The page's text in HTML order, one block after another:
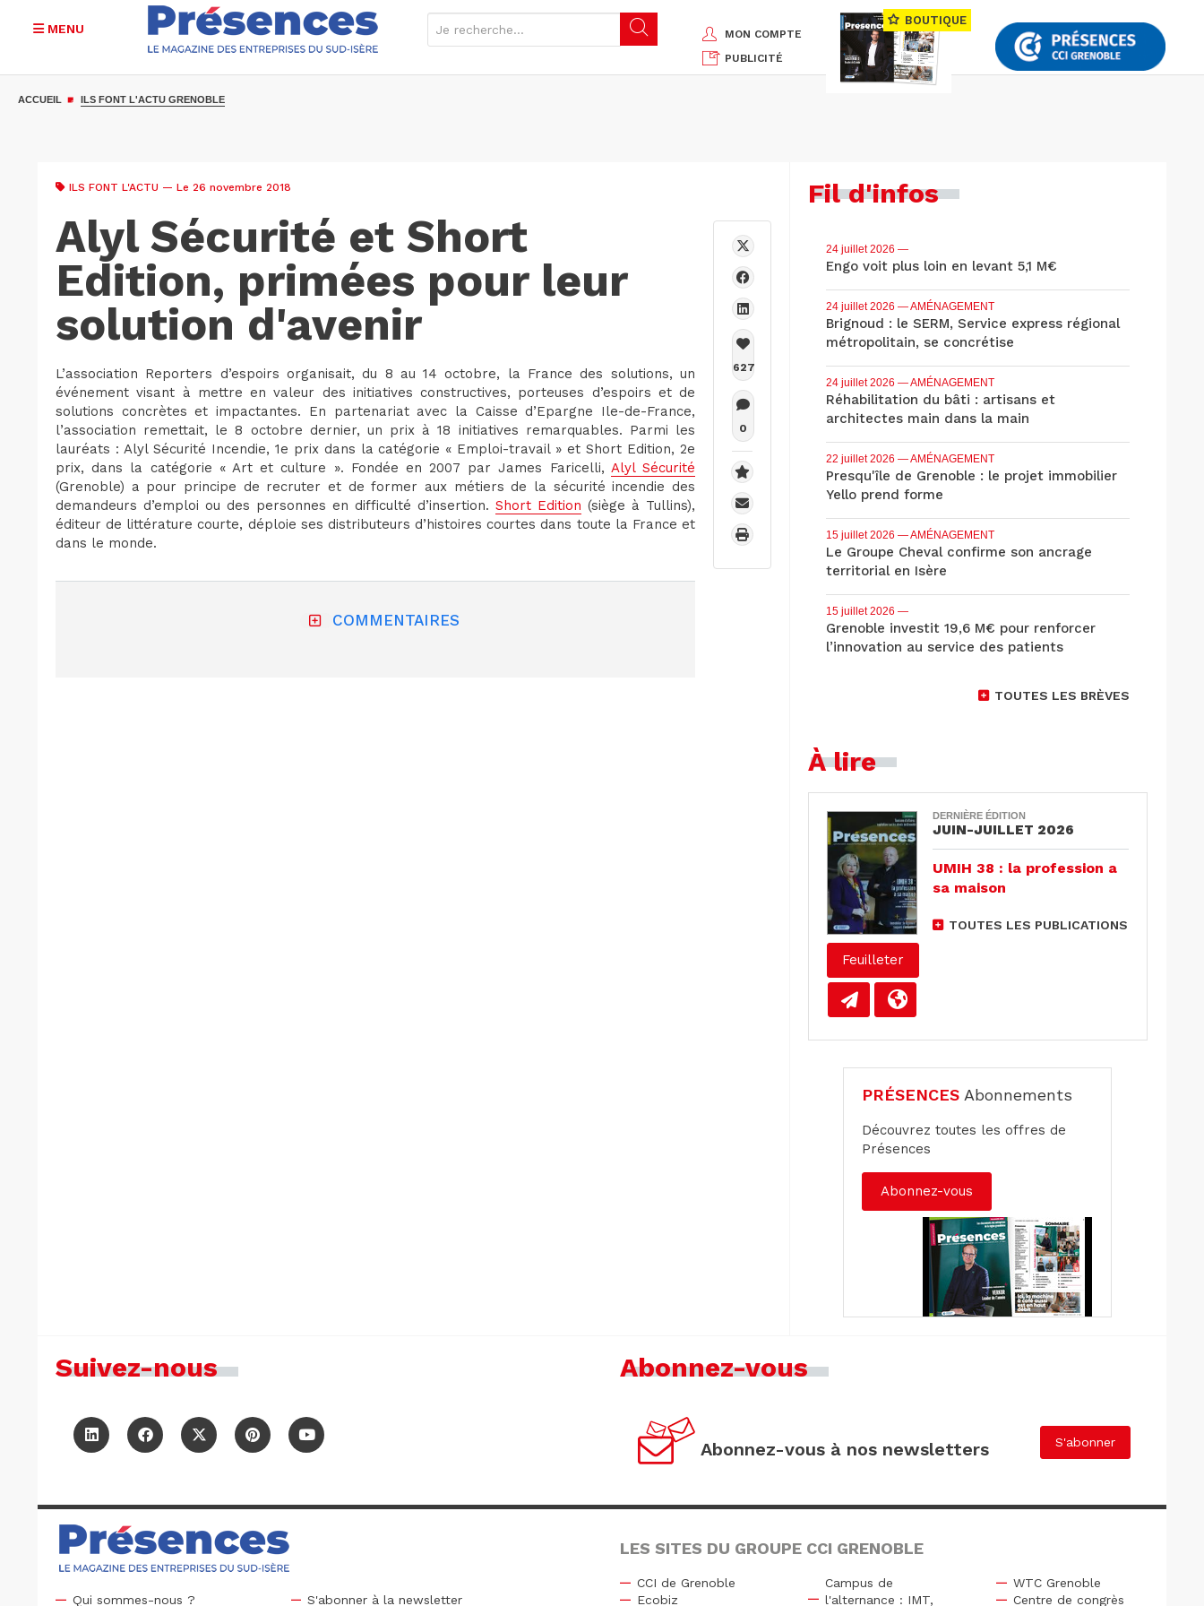
MENU
MON COMPTE
PUBLICITÉ
BOUTIQUE
ACCUEIL ILS FONT L'ACTU GRENOBLE
ILS FONT L'ACTU — Le 26 novembre 2018
Alyl Sécurité et Short
Edition, primées pour leur
solution d'avenir
L’association Reporters d’espoirs organisait, du 8 au 14 octobre, la France des solutions, un
événement visant à mettre en valeur des initiatives constructives, porteuses d’espoirs et de
solutions concrètes et impactantes. En partenariat avec la Caisse d’Epargne Ile-de-France,
l’association remettait, le 8 octobre dernier, un prix à 18 initiatives remarquables. Parmi les
lauréats : Alyl Sécurité Incendie, 1e prix dans la catégorie « Emploi-travail » et Short Edition, 2e
prix, dans la catégorie « Art et culture ». Fondée en 2007 par James Faricelli, Alyl Sécurité
(Grenoble) a pour principe de recruter et de former aux métiers de la sécurité incendie des
demandeurs d’emploi ou des personnes en difficulté d’insertion. Short Edition (siège à Tullins),
éditeur de littérature courte, déploie ses distributeurs d’histoires courtes dans toute la France et
dans le monde.
COMMENTAIRES
627
0
Fil d'infos
24 juillet 2026 —
Engo voit plus loin en levant 5,1 M€
24 juillet 2026 — AMÉNAGEMENT
Brignoud : le SERM, Service express régional
métropolitain, se concrétise
24 juillet 2026 — AMÉNAGEMENT
Réhabilitation du bâti : artisans et
architectes main dans la main
22 juillet 2026 — AMÉNAGEMENT
Presqu'île de Grenoble : le projet immobilier
Yello prend forme
15 juillet 2026 — AMÉNAGEMENT
Le Groupe Cheval confirme son ancrage
territorial en Isère
15 juillet 2026 —
Grenoble investit 19,6 M€ pour renforcer
l’innovation au service des patients
TOUTES LES BRÈVES
À lire
Feuilleter
DERNIÈRE ÉDITION
JUIN-JUILLET 2026
UMIH 38 : la profession a
sa maison
TOUTES LES PUBLICATIONS
PRÉSENCES Abonnements
Découvrez toutes les offres de
Présences
Abonnez-vous
Suivez-nous Abonnez-vous
Abonnez-vous à nos newsletters S'abonner
Qui sommes-nous ? S'abonner à la newsletter
LES SITES DU GROUPE CCI GRENOBLE
CCI de Grenoble
Ecobiz
Campus de
l'alternance : IMT,
WTC Grenoble
Centre de congrès